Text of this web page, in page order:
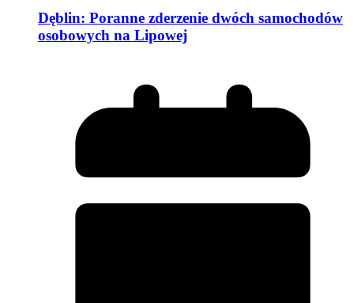
Dęblin: Poranne zderzenie dwóch samochodów
osobowych na Lipowej